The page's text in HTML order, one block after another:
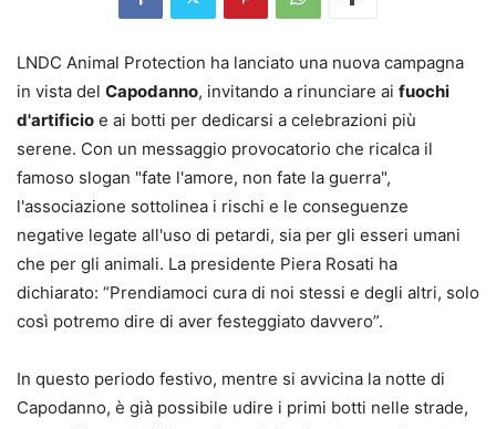
LNDC Animal Protection ha lanciato una nuova campagna
in vista del Capodanno, invitando a rinunciare ai fuochi
d'artificio e ai botti per dedicarsi a celebrazioni più
serene. Con un messaggio provocatorio che ricalca il
famoso slogan "fate l'amore, non fate la guerra",
l'associazione sottolinea i rischi e le conseguenze
negative legate all'uso di petardi, sia per gli esseri umani
che per gli animali. La presidente Piera Rosati ha
dichiarato: “Prendiamoci cura di noi stessi e degli altri, solo
così potremo dire di aver festeggiato davvero”.
In questo periodo festivo, mentre si avvicina la notte di
Capodanno, è già possibile udire i primi botti nelle strade,